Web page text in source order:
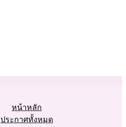
หน้าหลัก
ประกาศทั้งหมด